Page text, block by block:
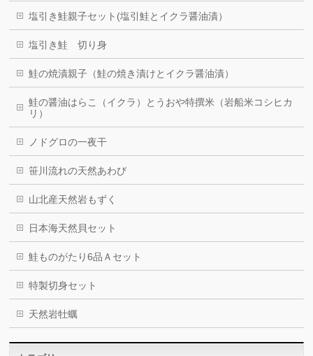
塩引き鮭親子セット(塩引鮭とイクラ醤油漬）
塩引き鮭 切り身
鮭の焼漬親子（鮭の焼き漬けとイクラ醤油漬）
鮭の醤油はらこ（イクラ）とうおや特撰米（岩船米コシヒカ
リ）
ノドグロの一夜干
笹川流れの天然あわび
山北産天然岩もずく
日本海天然貝セット
鮭ものがたり6品Ａセット
特製切身セット
天然岩牡蠣